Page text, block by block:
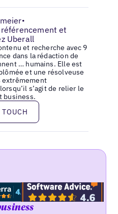
•
et
Uberall
et recherche avec 9
dans la rédaction de
… humains. Elle est
et une résolveuse
extrêmement
s’agit de relier le
business.